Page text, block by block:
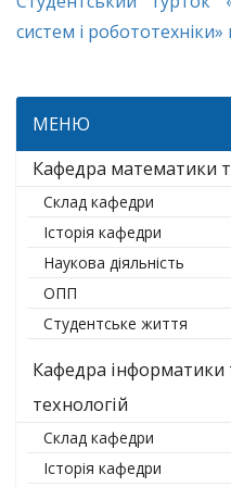
систем і
МЕНЮ
Кафедра математики
Склад кафедри
Історія кафедри
Наукова діяльність
ОПП
Студентське життя
Кафедра інформатики
технологій
Склад кафедри
Історія кафедри